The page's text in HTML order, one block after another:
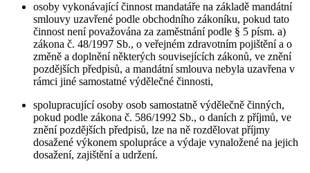
osoby vykonávající činnost mandatáře na základě mandátní
smlouvy uzavřené podle obchodního zákoníku, pokud tato
činnost není považována za zaměstnání podle § 5 písm. a)
zákona č. 48/1997 Sb., o veřejném zdravotním pojištění a o
změně a doplnění některých souvisejících zákonů, ve znění
pozdějších předpisů, a mandátní smlouva nebyla uzavřena v
rámci jiné samostatné výdělečné činnosti,
spolupracující osoby osob samostatně výdělečně činných,
pokud podle zákona č. 586/1992 Sb., o daních z příjmů, ve
znění pozdějších předpisů, lze na ně rozdělovat příjmy
dosažené výkonem spolupráce a výdaje vynaložené na jejich
dosažení, zajištění a udržení.